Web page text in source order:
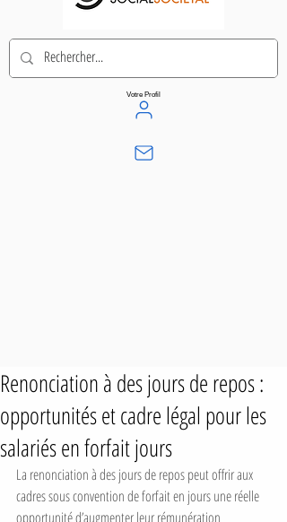
Votre Profil
Renonciation à des jours de repos :
opportunités et cadre légal pour les
salariés en forfait jours
La renonciation à des jours de repos peut offrir aux
cadres sous convention de forfait en jours une réelle
opportunité d’augmenter leur rémunération